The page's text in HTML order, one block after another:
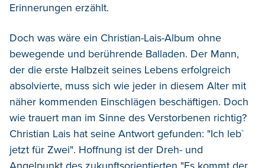
Erinnerungen erzählt.
Doch was wäre ein Christian-Lais-Album ohne
bewegende und berührende Balladen. Der Mann,
der die erste Halbzeit seines Lebens erfolgreich
absolvierte, muss sich wie jeder in diesem Alter mit
näher kommenden Einschlägen beschäftigen. Doch
wie trauert man im Sinne des Verstorbenen richtig?
Christian Lais hat seine Antwort gefunden: "Ich leb`
jetzt für Zwei". Hoffnung ist der Dreh- und